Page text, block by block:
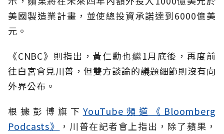
美國製造業計畫，並使總投資承諾達到6000億美
元。
《CNBC》則指出，黃仁勳也繼1月底後，再度前
往白宮會見川普，但雙方談論的議題細節則沒有向
外界公布。
根據彭博旗下 YouTube頻道《Bloomberg
Podcasts》
，川普在記者會上指出，除了蘋果，